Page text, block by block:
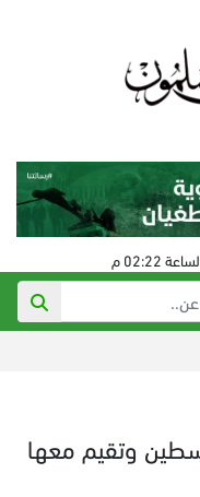
وتقيم معها